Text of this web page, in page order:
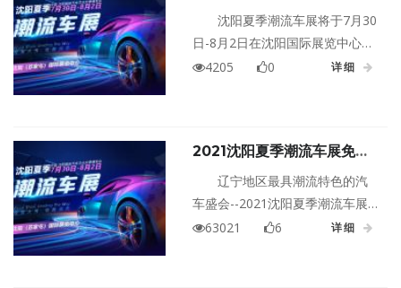
的具体时间另行通知。
8月2日在沈阳国际展览中心
盛装启幕，你还在等什么？
沈阳夏季潮流车展将于7月30
日-8月2日在沈阳国际展览中心拉
开帷幕。作为连续举办九年的国
其权威性获得大批粉丝所信赖。
向来是辽宁区域的购车首选车
展，这次小编带各位看看什么原
因让你无法拒绝这次车展！
4205 0 详细
2021沈阳夏季潮流车展免费
门票，从今天开始我要送门票
啦！
辽宁地区最具潮流特色的汽
车盛会--2021沈阳夏季潮流车展
将于7月30日盛大开幕。炎炎夏季
63021 6 详细